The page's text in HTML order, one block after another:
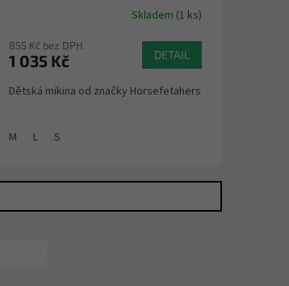
Skladem (1 ks)
855 Kč bez DPH
1 035 Kč DETAIL
Dětská mikina od značky Horsefetahers
M L S